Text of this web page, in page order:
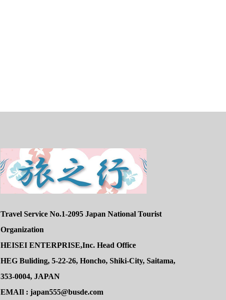
Travel Service No.1-2095 Japan National Tourist
Organization
HEISEI ENTERPRISE,Inc. Head Office
HEG Buliding, 5-22-26, Honcho, Shiki-City, Saitama,
353-0004, JAPAN
EMAIl : japan555@busde.com